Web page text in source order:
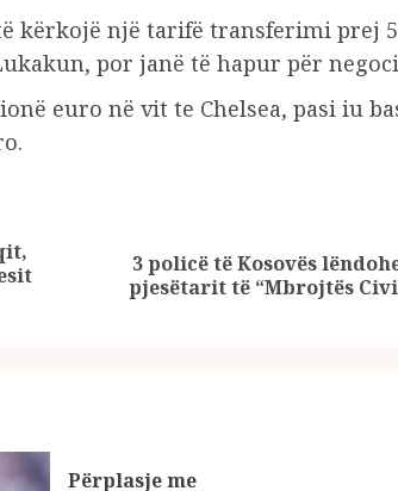
kërkojë një tarifë transferimi prej
por janë të hapur për
euro në vit te Chelsea, pasi iu
Previous
post:
Next
post:
3 policë të Kosovës
pjesëtarit të “Mbrojtës
Përplasje me